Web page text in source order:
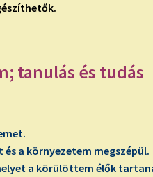
tanulás és tudás
a környezetem megszépül.
a körülöttem élők